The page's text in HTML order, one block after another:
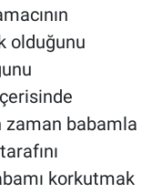
olduğunu
babamla
korkutmak